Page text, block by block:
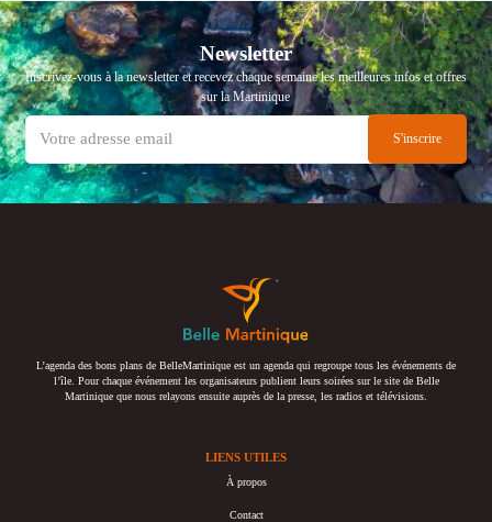
Newsletter
Inscrivez-vous à la newsletter et recevez chaque semaine les meilleures infos et offres
sur la Martinique
L’agenda des bons plans de BelleMartinique est un agenda qui regroupe tous les événements de
l’île. Pour chaque événement les organisateurs publient leurs soirées sur le site de Belle
Martinique que nous relayons ensuite auprès de la presse, les radios et télévisions.
LIENS UTILES
À propos
Contact